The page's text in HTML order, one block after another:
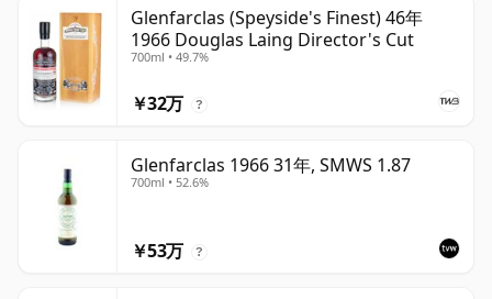
Glenfarclas (Speyside's Finest) 46年
1966 Douglas Laing Director's Cut
700ml • 49.7%
￥32万 ?
Glenfarclas 1966 31年, SMWS 1.87
700ml • 52.6%
￥53万 ?